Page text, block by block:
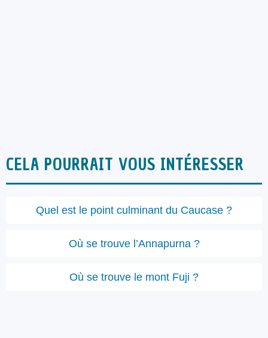
CELA POURRAIT VOUS INTÉRESSER
Quel est le point culminant du Caucase ?
Où se trouve l’Annapurna ?
Où se trouve le mont Fuji ?